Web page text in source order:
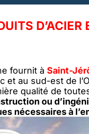
D’ACIER
fournit à Saint-
et au sud-est de
qualité de
ou
nécessaires à